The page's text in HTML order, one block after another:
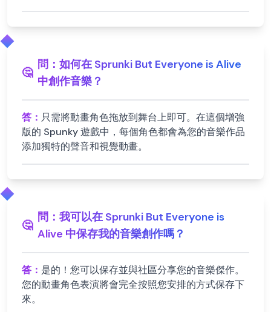
🤔
問： 如何在 Sprunki But Everyone is Alive
中創作音樂？
答： 只需將動畫角色拖放到舞台上即可。在這個增強
版的 Spunky 遊戲中，每個角色都會為您的音樂作品
添加獨特的聲音和視覺動畫。
🤔
問： 我可以在 Sprunki But Everyone is
Alive 中保存我的音樂創作嗎？
答： 是的！您可以保存並與社區分享您的音樂傑作。
您的動畫角色表演將會完全按照您安排的方式保存下
來。